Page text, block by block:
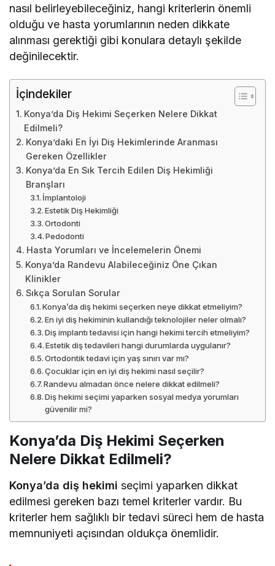
nasıl belirleyebileceğiniz, hangi kriterlerin önemli
olduğu ve hasta yorumlarının neden dikkate
alınması gerektiği gibi konulara detaylı şekilde
değinilecektir.
İçindekiler
Konya’da Diş Hekimi Seçerken Nelere Dikkat
Edilmeli?
Konya’daki En İyi Diş Hekimlerinde Aranması
Gereken Özellikler
Konya’da En Sık Tercih Edilen Diş Hekimliği
Branşları
İmplantoloji
Estetik Diş Hekimliği
Ortodonti
Pedodonti
Hasta Yorumları ve İncelemelerin Önemi
Konya’da Randevu Alabileceğiniz Öne Çıkan
Klinikler
Sıkça Sorulan Sorular
Konya’da diş hekimi seçerken neye dikkat etmeliyim?
En iyi diş hekiminin kullandığı teknolojiler neler olmalı?
Diş implantı tedavisi için hangi hekimi tercih etmeliyim?
Estetik diş tedavileri hangi durumlarda uygulanır?
Ortodontik tedavi için yaş sınırı var mı?
Çocuklar için en iyi diş hekimi nasıl seçilir?
Randevu almadan önce nelere dikkat edilmeli?
Diş hekimi seçimi yaparken sosyal medya yorumları
güvenilir mi?
Konya’da Diş Hekimi Seçerken
Nelere Dikkat Edilmeli?
Konya’da diş hekimi seçimi yaparken dikkat
edilmesi gereken bazı temel kriterler vardır. Bu
kriterler hem sağlıklı bir tedavi süreci hem de hasta
memnuniyeti açısından oldukça önemlidir.